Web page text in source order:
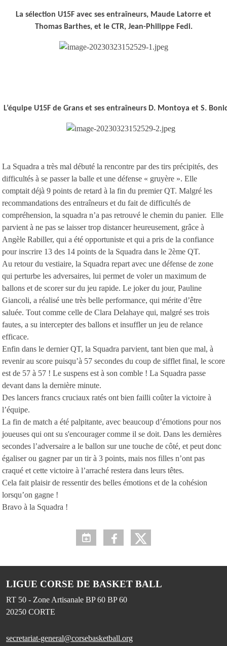
La sélection U15F avec ses entraîneurs, Maude Latorre et
Thomas Barthes, et le CTR, Jean-Philippe Fedi.
L’équipe U15F de Grans et ses entraîneurs D. Montoya et S.
La Squadra a très mal débuté la rencontre par des tirs précipités, des
difficultés à se passer la balle et une défense « gruyère ». Elle
comptait déjà 9 points de retard à la fin du premier QT. Malgré les
recommandations des entraîneurs et du fait de difficultés de
compréhension, la squadra n’a pas retrouvé le chemin du panier. Elle
parvient à ne pas se laisser trop distancer heureusement, grâce à
Angèle Rabiller, qui a été opportuniste et qui a pris de la confiance
pour inscrire 13 des 14 points de la Squadra dans le 2ème QT.
Au retour du vestiaire, la Squadra repart avec une défense de zone
qui perturbe les adversaires, lui permet de voler un maximum de
ballons et de scorer sur du jeu rapide. Le joker du jour, Pauline
Giancoli, a réalisé une très belle performance, qui mérite d’être
saluée. Tout comme celle de Clara Delahaye qui, malgré ses trois
fautes, a su intercepter des ballons et insuffler un jeu de relance
efficace.
Enfin dans le dernier QT, la Squadra parvient, tant bien que mal, à
revenir au score puisqu’à 57 secondes du coup de sifflet final, le score
est de 57 à 57 ! Le suspens est à son comble ! La Squadra passe
devant dans la dernière minute.
Des lancers francs cruciaux ratés ont bien failli coûter la victoire à
l’équipe.
La fin de match a été palpitante, avec beaucoup d’émotions pour nos
joueuses qui ont su s'encourager comme il se doit. Dans les dernières
secondes l’adversaire a le ballon sur une touche de côté, et peut donc
égaliser ou gagner par un tir à 3 points, mais nos filles n’ont pas
craqué et cette victoire à l’arraché restera dans leurs têtes.
Cela fait plaisir de ressentir des belles émotions et de la cohésion
lorsqu’on gagne !
Bravo à la Squadra !
LIGUE CORSE DE BASKET BALL
RT 50 - Zone Artisanale BP 60 BP 60
20250 CORTE
secretariat-general@corsebasketball.org